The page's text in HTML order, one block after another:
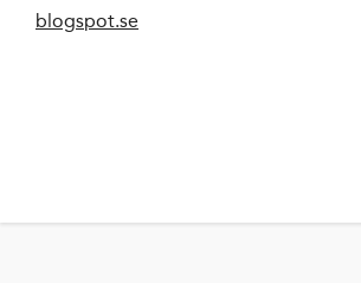
blogspot.se